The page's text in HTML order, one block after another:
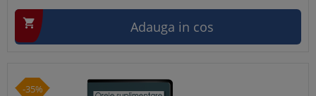
 Adauga in cos
-35%